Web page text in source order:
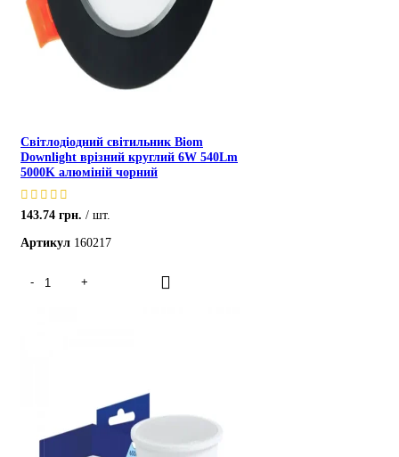
Світлодіодний світильник Biom
Downlight врізний круглий 6W 540Lm
5000K алюміній чорний
143.74 грн.
шт.
Артикул 160217